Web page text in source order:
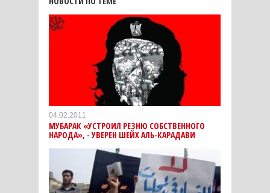
04.02.2011
МУБАРАК «УСТРОИЛ РЕЗНЮ СОБСТВЕННОГО
НАРОДА», - УВЕРЕН ШЕЙХ АЛЬ-КАРАДАВИ